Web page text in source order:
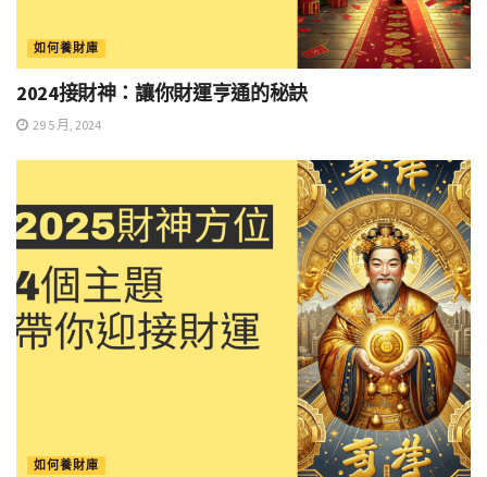
如何養財庫
2024接財神：讓你財運亨通的秘訣
29 5 月, 2024
如何養財庫